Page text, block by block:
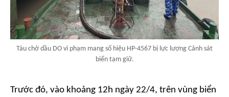
Tàu chở dầu DO vi phạm mang số hiệu HP-4567 bị lực lượng Cảnh sát
biển tạm giữ.
Trước đó, vào khoảng 12h ngày 22/4, trên vùng biển